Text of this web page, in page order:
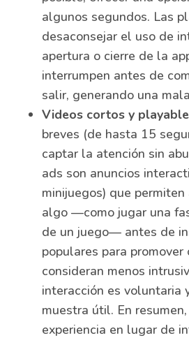
algunos segundos. Las
desaconsejar el uso de
apertura o cierre de la
interrumpen antes de
salir, generando una
Videos cortos y
breves (de hasta 15
captar la atención sin
ads son anuncios
minijuegos) que
algo —como jugar una
de un juego— antes de
populares para
consideran menos
interacción es voluntaria
muestra útil. En
experiencia en lugar de